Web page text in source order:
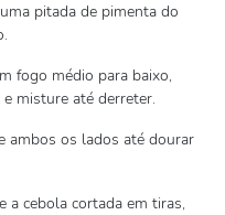
pitada de pimenta do
fogo médio para baixo,
misture até derreter.
ambos os lados até dourar
a cebola cortada em tiras,